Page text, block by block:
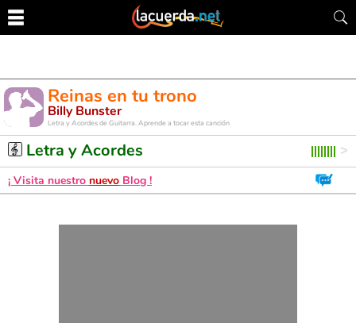
Reinas en tu trono
Billy Bunster
Letra y Acordes de Guitarra. Aprende a tocar esta canción
Letra y Acordes
¡ Visita nuestro nuevo Blog !